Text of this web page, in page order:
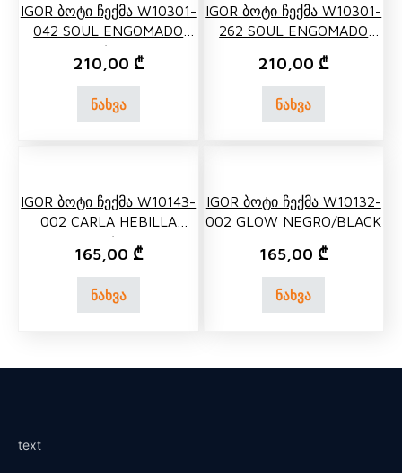
IGOR Ბოტი Ჩექმა W10301-
042 SOUL ENGOMADO
KAKI/KHAKI
210,00 ₾
ნახვა
IGOR Ბოტი Ჩექმა W10301-
262 SOUL ENGOMADO
210,00 ₾
ნახვა
IGOR Ბოტი Ჩექმა W10143-
002 CARLA HEBILLA
NEGRO/BLACK
165,00 ₾
ნახვა
IGOR Ბოტი Ჩექმა W10132-
002 GLOW NEGRO/BLACK
165,00 ₾
ნახვა
text